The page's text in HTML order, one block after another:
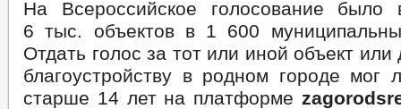
На Всероссийское голосование было
6 тыс. объектов в 1 600
Отдать голос за тот или иной объект или
благоустройству в родном городе мог
старше 14 лет на платформе